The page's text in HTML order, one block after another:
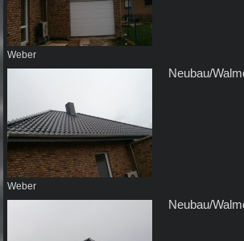
Weber
Weber
Neubau/
Neubau/